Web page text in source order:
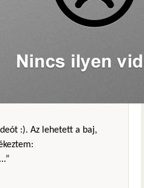
:). Az lehetett a baj,